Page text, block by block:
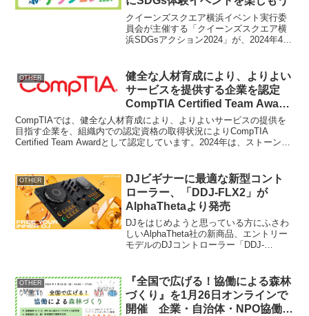
クイーンズスクエア横浜イベント実行委
員会が主催する「クイーンズスクエア横
浜SDGsアクション2024」が、2024年4月
したワークショップやマルシェが展開さ
れ...
OTHER
健全な人材育成により、よりよい
サービスを提供する企業を認定
CompTIA Certified Team Award
受賞企業を発表
CompTIAでは、健全な人材育成により、よりよいサービスの提供を
目指す企業を、組織内での認定資格の取得状況によりCompTIA
Certified Team Awardとして認定しています。2024年は、ストーンビ
OTHER
DJビギナーに最適な新型コント
ローラー、「DDJ-FLX2」が
AlphaThetaより発売
DJをはじめようと思っている方にふさわ
しいAlphaTheta社の新商品、エントリー
モデルのDJコントローラー「DDJ-
2ch DJコントローラー型番：DD...
OTHER
『全国で広げる！協働による森林
づくり』を1月26日オンラインで
開催 企業・自治体・NPO協働に